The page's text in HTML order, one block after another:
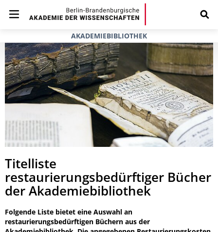
AKADEMIEBIBLIOTHEK
Titelliste
restaurierungsbedürftiger Bücher
der Akademiebibliothek
Folgende Liste bietet eine Auswahl an
restaurierungsbedürftigen Büchern aus der